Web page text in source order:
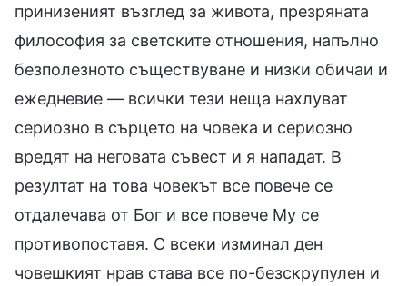
принизеният възглед за живота, презряната
философия за светските отношения, напълно
безполезното съществуване и низки обичаи и
ежедневие — всички тези неща нахлуват
сериозно в сърцето на човека и сериозно
вредят на неговата съвест и я нападат. В
резултат на това човекът все повече се
отдалечава от Бог и все повече Му се
противопоставя. С всеки изминал ден
човешкият нрав става все по-безскрупулен и